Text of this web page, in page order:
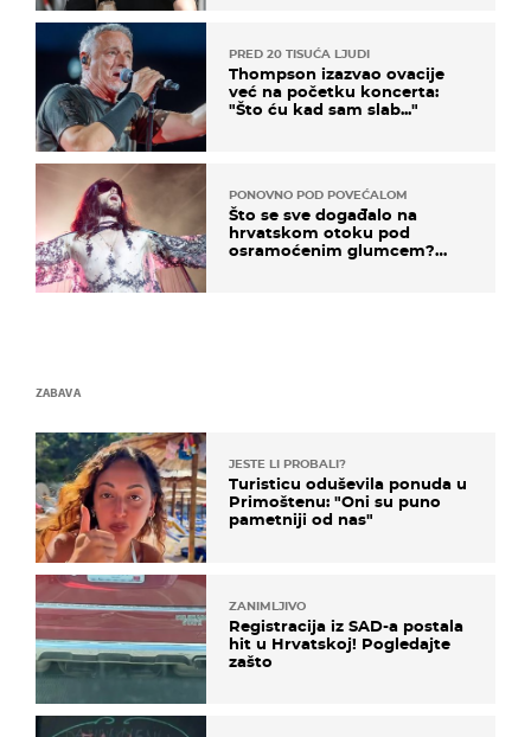
PRED 20 TISUĆA LJUDI
Thompson izazvao ovacije
već na početku koncerta:
"Što ću kad sam slab..."
PONOVNO POD POVEĆALOM
Što se sve događalo na
hrvatskom otoku pod
osramoćenim glumcem?
ZABAVA
JESTE LI PROBALI?
Turisticu oduševila ponuda u
Primoštenu: "Oni su puno
pametniji od nas"
ZANIMLJIVO
Registracija iz SAD-a postala
hit u Hrvatskoj! Pogledajte
zašto